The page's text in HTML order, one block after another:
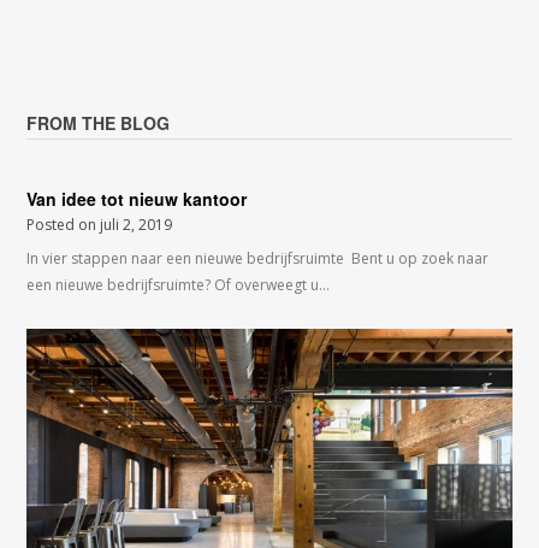
FROM THE BLOG
Van idee tot nieuw kantoor
Posted on juli 2, 2019
In vier stappen naar een nieuwe bedrijfsruimte Bent u op zoek naar
een nieuwe bedrijfsruimte? Of overweegt u…